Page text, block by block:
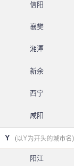
信阳
襄樊
湘潭
新余
西宁
咸阳
Y (以Y为开头的城市名)
阳江